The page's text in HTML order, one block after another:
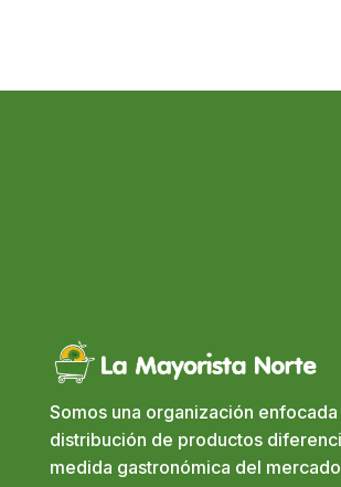
Somos una organización enfocada
distribución de productos
medida gastronómica del